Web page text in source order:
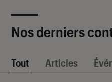
Nos derniers
Tout Articles